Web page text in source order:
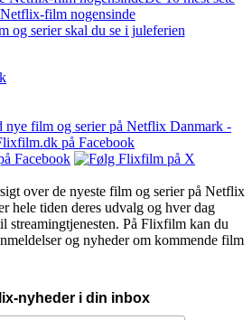
Netflix-film nogensinde
og serier skal du se i juleferien
nye film og serier på Netflix Danmark -
på Facebook
over de nyeste film og serier på Netflix
hele tiden deres udvalg og hver dag
streamingtjenesten. På Flixfilm kan du
og nyheder om kommende film
nyheder i din inbox